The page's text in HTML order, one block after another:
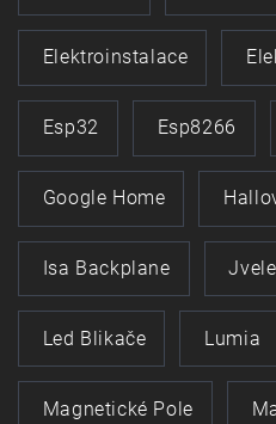
Elektroinstalace
Esp32 Esp8266
Google Home
Isa Backplane
Led Blikače Lumia
Magnetické Pole